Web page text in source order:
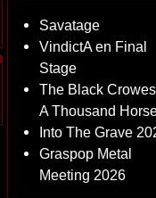
Savatage
VindictA en Final
Stage
The Black
A Thousand
Into The Grave
Graspop Metal
Meeting 2026